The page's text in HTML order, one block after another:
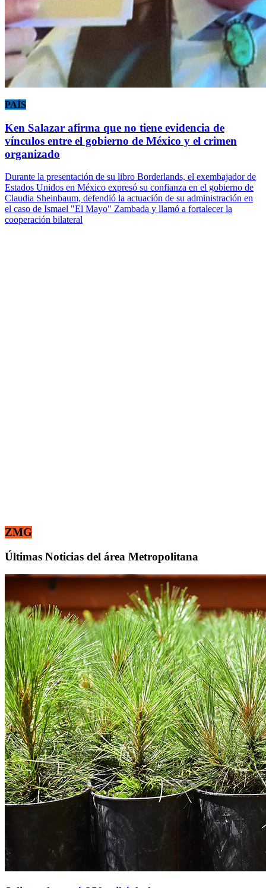
PAÍS
Ken Salazar afirma que no tiene evidencia de
vínculos entre el gobierno de México y el crimen
organizado
Durante la presentación de su libro Borderlands, el exembajador de
Estados Unidos en México expresó su confianza en el gobierno de
Claudia Sheinbaum, defendió la actuación de su administración en
el caso de Ismael "El Mayo" Zambada y llamó a fortalecer la
cooperación bilateral
ZMG
Últimas Noticias del área Metropolitana